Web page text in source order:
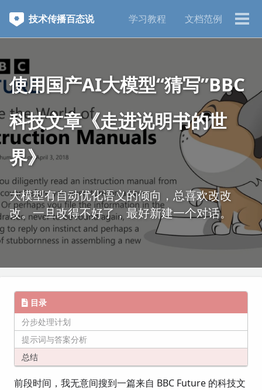
到
菜
单
到
文
到
脚
技术传播百态说 学习教程 文档范例
切
换
使用国产AI大模型“猜写”BBC
科技文章《走进说明书的世
界》
大模型有自动优化语义的倾向，总喜欢改改
改。一旦改得不好了，最好新建一个对话。
目录
分步处理计划
提示词与答案分析
总结
前段时间，我无意间搜到一篇来自 BBC Future 的科技文